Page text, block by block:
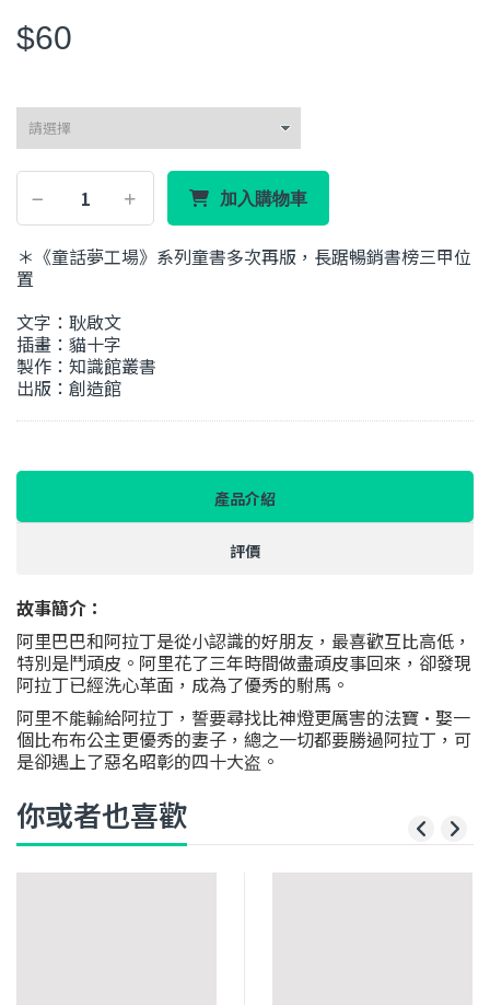
$60
加入購物車
＊《童話夢工場》系列童書多次再版，長踞暢銷書榜三甲位
置
文字：耿啟文
插畫：貓十字
製作：知識館叢書
出版：創造館
產品介紹
評價
故事簡介：
阿里巴巴和阿拉丁是從小認識的好朋友，最喜歡互比高低，
特別是鬥頑皮。阿里花了三年時間做盡頑皮事回來，卻發現
阿拉丁已經洗心革面，成為了優秀的駙馬。
阿里不能輸給阿拉丁，誓要尋找比神燈更厲害的法寶•娶一
個比布布公主更優秀的妻子，總之一切都要勝過阿拉丁，可
是卻遇上了惡名昭彰的四十大盗。
你或者也喜歡